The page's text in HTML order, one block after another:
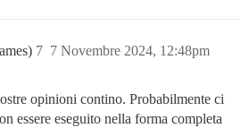
7 Novembre 2024, 12:48pm
7
opinioni contino. Probabilmente ci
essere eseguito nella forma completa